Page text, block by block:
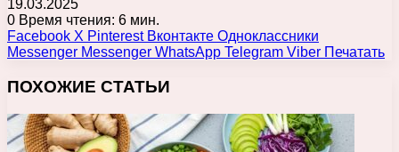
19.03.2025
0 Время чтения: 6 мин.
Facebook X Pinterest Вконтакте Одноклассники
Messenger Messenger WhatsApp Telegram Viber Печатать
ПОХОЖИЕ СТАТЬИ